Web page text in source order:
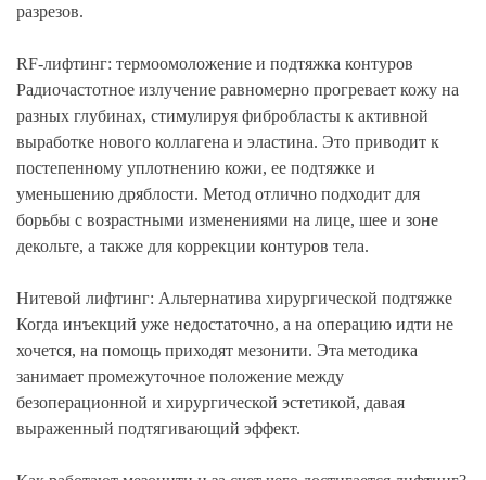
разрезов.
RF-лифтинг: термоомоложение и подтяжка контуров
Радиочастотное излучение равномерно прогревает кожу на
разных глубинах, стимулируя фибробласты к активной
выработке нового коллагена и эластина. Это приводит к
постепенному уплотнению кожи, ее подтяжке и
уменьшению дряблости. Метод отлично подходит для
борьбы с возрастными изменениями на лице, шее и зоне
декольте, а также для коррекции контуров тела.
Нитевой лифтинг: Альтернатива хирургической подтяжке
Когда инъекций уже недостаточно, а на операцию идти не
хочется, на помощь приходят мезонити. Эта методика
занимает промежуточное положение между
безоперационной и хирургической эстетикой, давая
выраженный подтягивающий эффект.